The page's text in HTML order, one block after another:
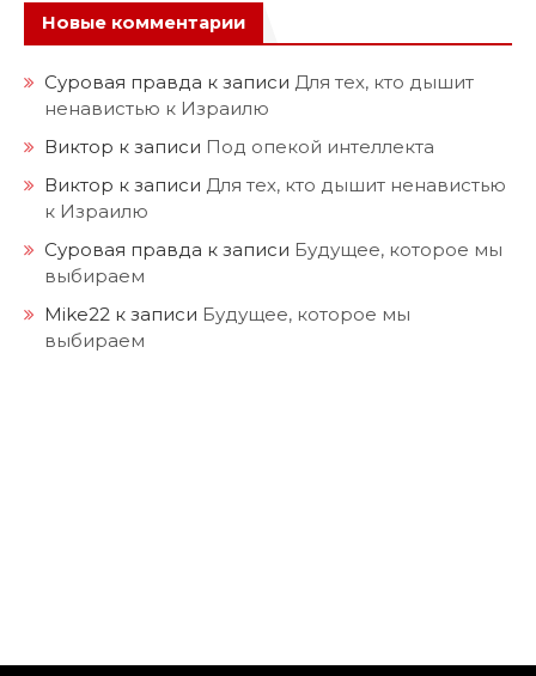
Новые комментарии
Суровая правда к записи Для тех, кто дышит
ненавистью к Израилю
Виктор к записи Под опекой интеллекта
Виктор к записи Для тех, кто дышит ненавистью
к Израилю
Суровая правда к записи Будущее, которое мы
выбираем
Mike22 к записи Будущее, которое мы
выбираем